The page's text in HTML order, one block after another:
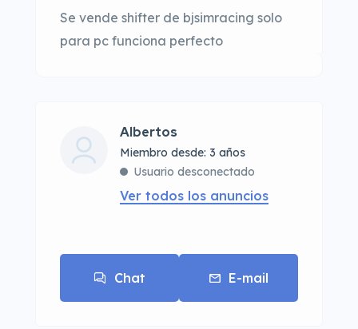
Se vende shifter de bjsimracing solo
para pc funciona perfecto
Albertos
Miembro desde: 3 años
Usuario desconectado
Ver todos los anuncios
Chat E-mail